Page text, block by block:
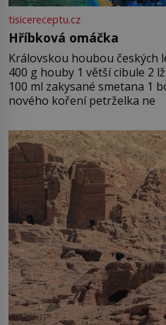
tisicereceptu.cz
Hříbková omáčka
Královskou houbou českých lesů
400 g houby 1 větší cibule 2
100 ml zakysané smetana 1
nového koření petrželka ne